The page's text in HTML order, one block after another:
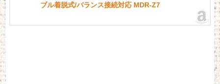
ブル着脱式/バランス接続対応 MDR-Z7